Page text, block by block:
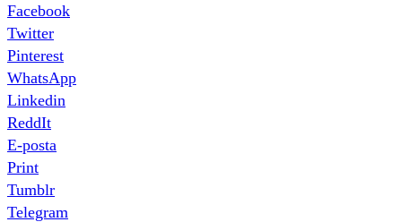
Facebook
Twitter
Pinterest
WhatsApp
Linkedin
ReddIt
E-posta
Print
Tumblr
Telegram